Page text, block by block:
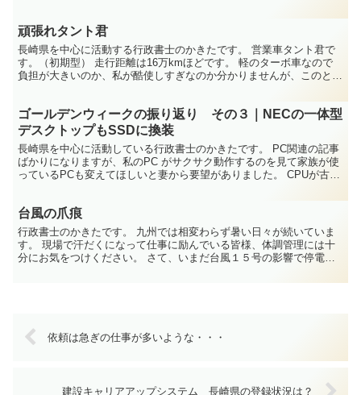
頑張れタント君
長崎県を中心に活動する行政書士のかきたです。 営業車タント君で
す。（初期型） 走行距離は16万kmほどです。 軽のターボ車なので
負担が大きいのか、私が酷使しすぎなのか分かりませんが、このとこ
ゴールデンウィークの振り返り その３｜NECの一体型
デスクトップもSSDに換装
長崎県を中心に活動している行政書士のかきたです。 PC関連の記事
ばかりになりますが、私のPC がサクサク動作するのを見て家族が使
っているPCも変えてほしいと妻から要望がありました。 CPUが古い
台風の爪痕
行政書士のかきたです。 九州では相変わらず暑い日々が続いていま
す。 現場で汗だくになって仕事に励んでいる皆様、体調管理には十
分にお気をつけください。 さて、いまだ台風１５号の影響で停電、
依頼は急ぎの仕事が多いような・・・
建設キャリアアップシステム 長崎県の登録状況は？